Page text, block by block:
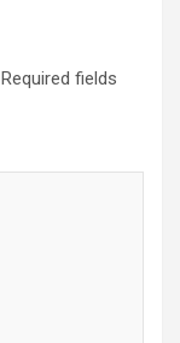
Required fields